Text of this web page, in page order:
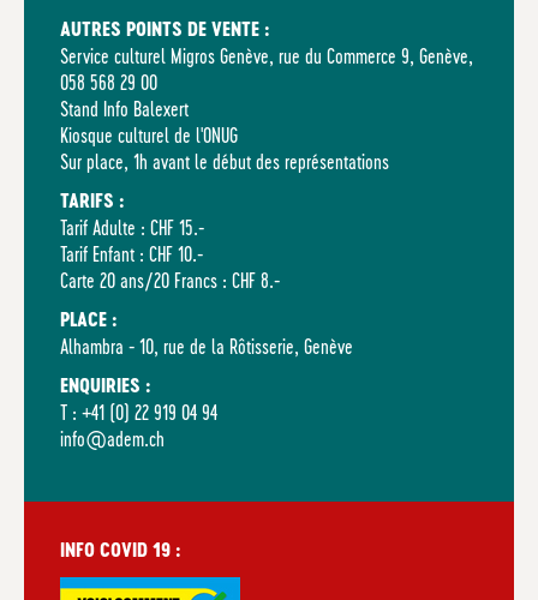
AUTRES POINTS DE VENTE :
Service culturel Migros Genève, rue du Commerce 9, Genève,
058 568 29 00
Stand Info Balexert
Kiosque culturel de l'ONUG
Sur place, 1h avant le début des représentations
TARIFS :
Tarif Adulte : CHF 15.-
Tarif Enfant : CHF 10.-
Carte 20 ans/20 Francs : CHF 8.-
PLACE :
Alhambra - 10, rue de la Rôtisserie, Genève
ENQUIRIES :
T : +41 (0) 22 919 04 94
info@adem.ch
INFO COVID 19 :